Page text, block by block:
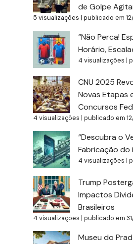
de Golpe
5 visualizações |publicado em
“Não Perca!
Horário,
4 visualizações |
CNU 2025
Novas Etapas
Concursos
4 visualizações |publicado em
“Descubra o
Fabricação do
4 visualizações |
Trump
Impactos
Brasileiros
4 visualizações |publicado em
Museu do